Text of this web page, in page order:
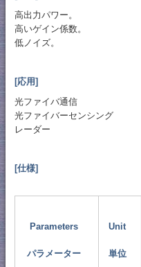
高出力パワー。
高いゲイン係数。
低ノイズ。
[応用]
光ファイバ通信
光ファイバーセンシング
レーダー
[仕様]
Parameters
パラメーター
Unit
単位